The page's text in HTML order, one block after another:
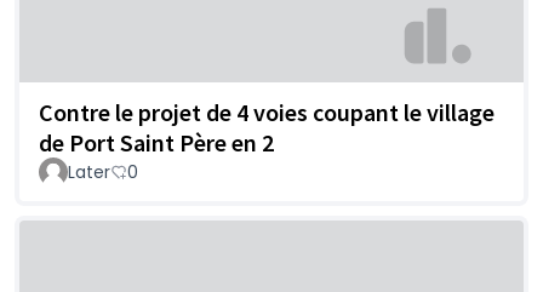
Contre le projet de 4 voies coupant le village
de Port Saint Père en 2
Later 0